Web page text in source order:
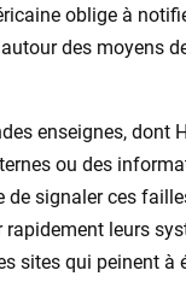
oblige à
des moyens
enseignes,
ou des
de signaler ces
leurs
sites qui peinent